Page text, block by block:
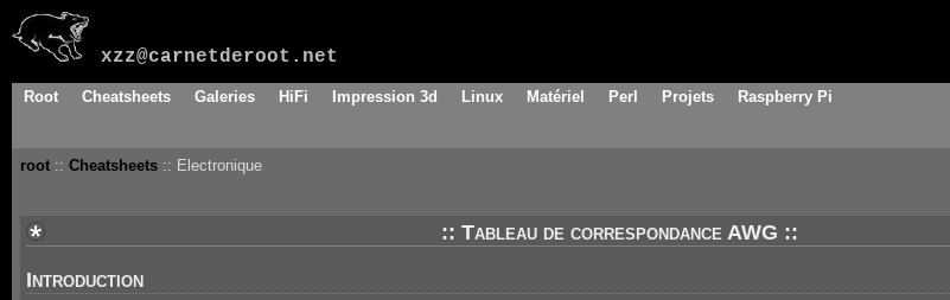
xzz@carnetderoot.net
Root Cheatsheets Galeries HiFi Impression 3d Linux Matériel Perl Projets Raspberry Pi
root:: Cheatsheets:: Electronique
:: Tableau de correspondance AWG ::
Introduction